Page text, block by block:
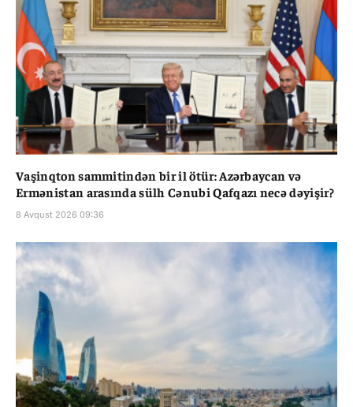
Vaşinqton sammitindən bir il ötür: Azərbaycan və
Ermənistan arasında sülh Cənubi Qafqazı necə dəyişir?
8 Avqust 2026 09:36